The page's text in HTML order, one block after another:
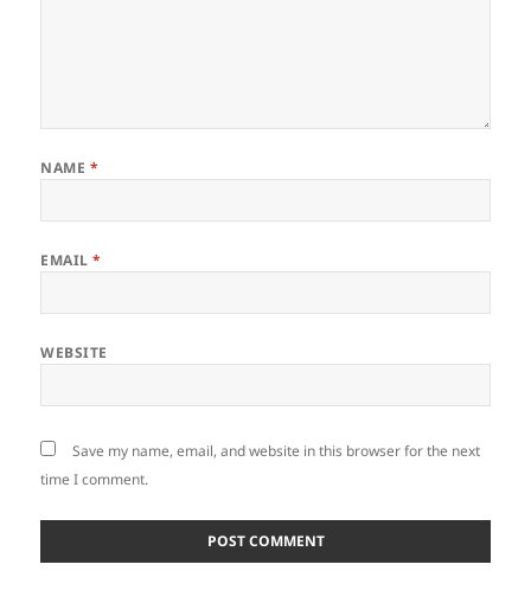
NAME *
EMAIL*
WEBSITE
Save my name, email, and website in this browser for the next
time I comment.